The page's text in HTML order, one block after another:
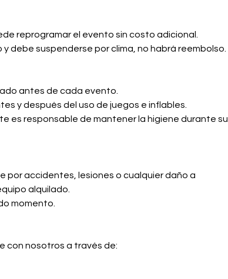
reprogramar el evento sin costo adicional.
debe suspenderse por clima, no habrá reembolso.
antes de cada evento.
y después del uso de juegos e inflables.
es responsable de mantener la higiene durante su
por accidentes, lesiones o cualquier daño a
alquilado.
momento.
con nosotros a través de: